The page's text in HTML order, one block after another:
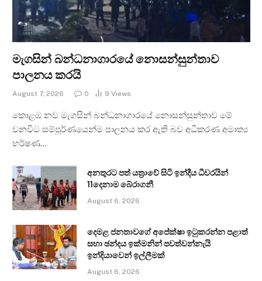
මැගසින් බන්ධනාගාරයේ නොසන්සුන්තාව
පාලනය කරයි
August 7, 2026 0 9 Views
කොළඹ නව මැගසින් බන්ධනාගාරයේ නොසන්සුන්තාව මේ
වනවිට සම්පූර්ණයෙන්ම පාලනය කර ඇති බව අධිකරණ අමාත්‍ය
හර්ෂණ…
අනතුරට පත් යත්‍රාවේ සිටි ඉන්දීය ධීවරයින්
11දෙනාම බේරාගනී
August 6, 2026
දෙමළ ජනතාවගේ අපේක්ෂා ඉටුකරන්න පළාත්
සභා ඡන්දය ඉක්මනින් පවත්වන්නැයි
ඉන්දියාවෙන් ඉල්ලීමක්
August 6, 2026